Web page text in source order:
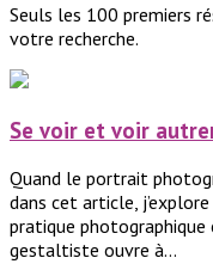
Seuls les 100 premiers
votre recherche.
Se voir et voir
Quand le portrait
dans cet article,
pratique photographique
gestaltiste ouvre à...